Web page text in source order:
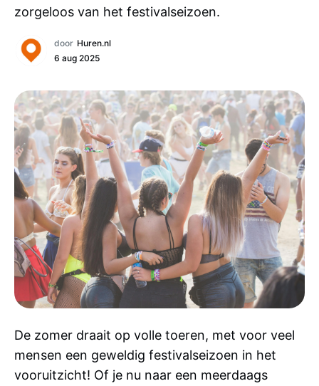
zorgeloos van het festivalseizoen.
door Huren.nl
6 aug 2025
De zomer draait op volle toeren, met voor veel
mensen een geweldig festivalseizoen in het
vooruitzicht! Of je nu naar een meerdaags